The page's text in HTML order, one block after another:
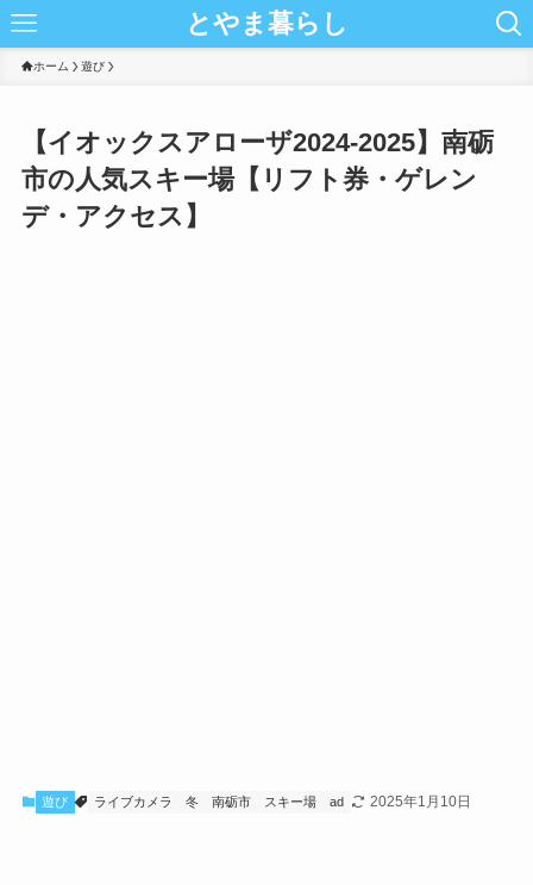
とやま暮らし
ホーム 遊び
【イオックスアローザ2024-2025】南砺
市の人気スキー場【リフト券・ゲレン
デ・アクセス】
遊び ライブカメラ 冬 南砺市 スキー場 ad 2025年1月10日